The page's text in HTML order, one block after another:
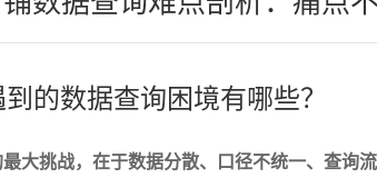
的数据查询困境有哪些？
大挑战，在于数据分散、口径不统一、查询流